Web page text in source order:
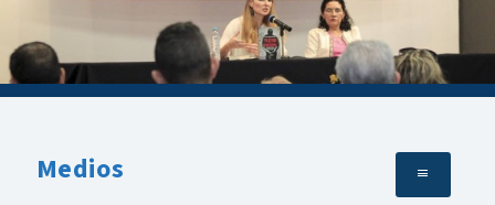
Medios